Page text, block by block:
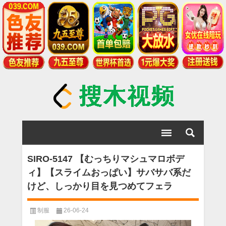
SIRO-5147 【むっちりマシュマロボデ
ィ】【スライムおっぱい】サバサバ系だ
けど、しっかり目を見つめてフェラ
制服 26-06-24